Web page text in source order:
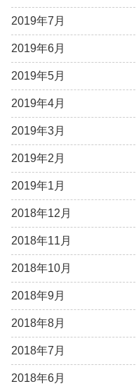
2019年7月
2019年6月
2019年5月
2019年4月
2019年3月
2019年2月
2019年1月
2018年12月
2018年11月
2018年10月
2018年9月
2018年8月
2018年7月
2018年6月